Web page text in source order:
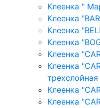
Клеенка "
Клеенка
Клеенка
Клеенка
Клеенка
Клеенка
Клеенка
Клеенка